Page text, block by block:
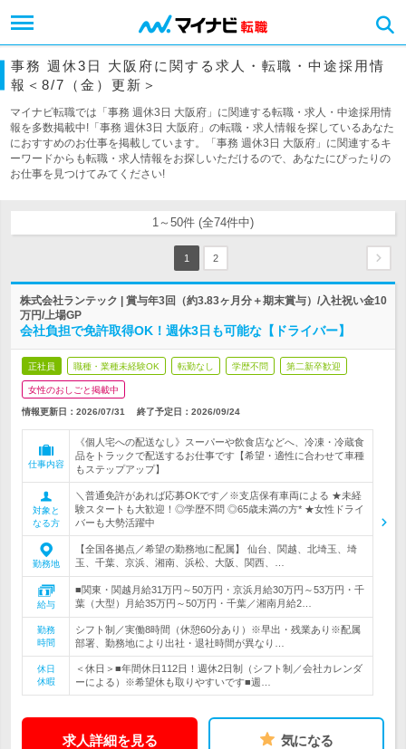
事務 週休3日 大阪府に関する求人・転職・中途採用情
報＜8/7（金）更新＞
マイナビ転職では「事務 週休3日 大阪府」に関連する転職・求人・中途採用情
報を多数掲載中!「事務 週休3日 大阪府」の転職・求人情報を探しているあなた
におすすめのお仕事を掲載しています。「事務 週休3日 大阪府」に関連するキ
ーワードからも転職・求人情報をお探しいただけるので、あなたにぴったりの
お仕事を見つけてみてください!
1～50件 (全74件中)
1 2
株式会社ランテック | 賞与年3回（約3.83ヶ月分＋期末賞与）/入社祝い金10
万円/上場GP
会社負担で免許取得OK！週休3日も可能な【ドライバー】
正社員 職種・業種未経験OK 転勤なし 学歴不問 第二新卒歓迎
女性のおしごと掲載中
情報更新日：2026/07/31 終了予定日： 2026/09/24
仕事内容
《個人宅への配送なし》スーパーや飲食店などへ、冷凍・冷蔵食
品をトラックで配送するお仕事です【希望・適性に合わせて車種
もステップアップ】
対象と
なる方
＼普通免許があれば応募OKです／※支店保有車両による ★未経
験スタートも大歓迎！◎学歴不問 ◎65歳未満の方* ★女性ドライ
バーも大勢活躍中
勤務地
【全国各拠点／希望の勤務地に配属】 仙台、関越、北埼玉、埼
玉、千葉、京浜、湘南、浜松、大阪、関西、…
給与
■関東・関越月給31万円～50万円・京浜月給30万円～53万円・千
葉（大型）月給35万円～50万円・千葉／湘南月給2…
勤務
時間
シフト制／実働8時間（休憩60分あり）※早出・残業あり※配属
部署、勤務地により出社・退社時間が異なり…
休日
休暇
＜休日＞■年間休日112日！週休2日制（シフト制／会社カレンダ
ーによる）※希望休も取りやすいです■週…
求人詳細を見る 気になる